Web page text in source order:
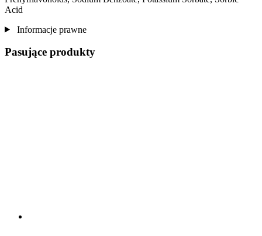
Acid
Informacje prawne
Pasujące produkty